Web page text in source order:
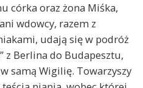
córka oraz żona Miśka,
wdowcy, razem z
udają się w podróż
z Berlina do Budapesztu,
samą Wigilię. Towarzyszy